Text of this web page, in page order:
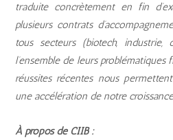
traduite concrètement en fin
plusieurs contrats
tous secteurs (biotech, industrie,
l’ensemble de leurs problématiques
réussites récentes nous
une accélération de notre
À propos de CIIB :